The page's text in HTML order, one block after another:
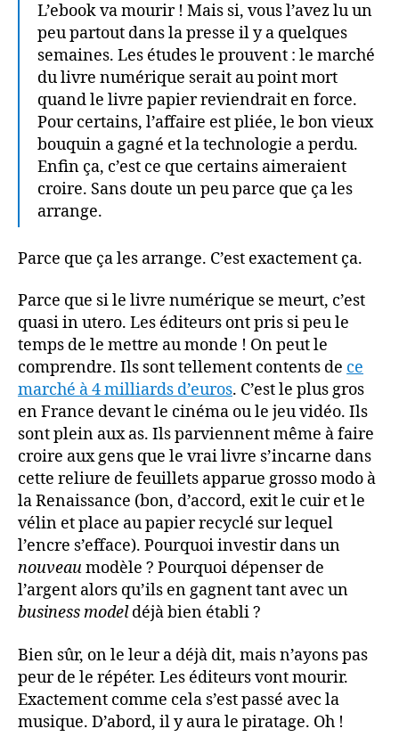
L’ebook va mourir ! Mais si, vous l’avez lu un
peu partout dans la presse il y a quelques
semaines. Les études le prouvent : le marché
du livre numérique serait au point mort
quand le livre papier reviendrait en force.
Pour certains, l’affaire est pliée, le bon vieux
bouquin a gagné et la technologie a perdu.
Enfin ça, c’est ce que certains aimeraient
croire. Sans doute un peu parce que ça les
arrange.
Parce que ça les arrange. C’est exactement ça.
Parce que si le livre numérique se meurt, c’est
quasi in utero. Les éditeurs ont pris si peu le
temps de le mettre au monde ! On peut le
comprendre. Ils sont tellement contents de ce
marché à 4 milliards d’euros. C’est le plus gros
en France devant le cinéma ou le jeu vidéo. Ils
sont plein aux as. Ils parviennent même à faire
croire aux gens que le vrai livre s’incarne dans
cette reliure de feuillets apparue grosso modo à
la Renaissance (bon, d’accord, exit le cuir et le
vélin et place au papier recyclé sur lequel
l’encre s’efface). Pourquoi investir dans un
nouveaumodèle ? Pourquoi dépenser de
l’argent alors qu’ils en gagnent tant avec un
business modeldéjà bien établi ?
Bien sûr, on le leur a déjà dit, mais n’ayons pas
peur de le répéter. Les éditeurs vont mourir.
Exactement comme cela s’est passé avec la
musique. D’abord, il y aura le piratage. Oh !